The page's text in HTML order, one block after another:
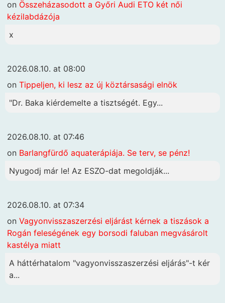
on Összeházasodott a Győri Audi ETO két női
kézilabdázója
x
2026.08.10. at 08:00
on Tippeljen, ki lesz az új köztársasági elnök
"Dr. Baka kiérdemelte a tisztségét. Egy...
2026.08.10. at 07:46
on Barlangfürdő aquaterápiája. Se terv, se pénz!
Nyugodj már le! Az ESZO-dat megoldják...
2026.08.10. at 07:34
on Vagyonvisszaszerzési eljárást kérnek a tiszások a
Rogán feleségének egy borsodi faluban megvásárolt
kastélya miatt
A háttérhatalom "vagyonvisszaszerzési eljárás"-t kér
a...